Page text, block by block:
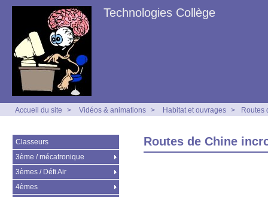
Technologies Collège
Accueil du site > Vidéos & animations > Habitat et ouvrages > Routes
Routes de Chine
Classeurs
3ème / mécatronique
3èmes / Défi Air
4èmes